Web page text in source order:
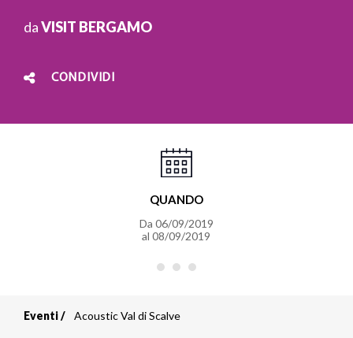
daVISIT BERGAMO
CONDIVIDI
QUANDO
Da 06/09/2019
al 08/09/2019
Eventi Acoustic Val di Scalve